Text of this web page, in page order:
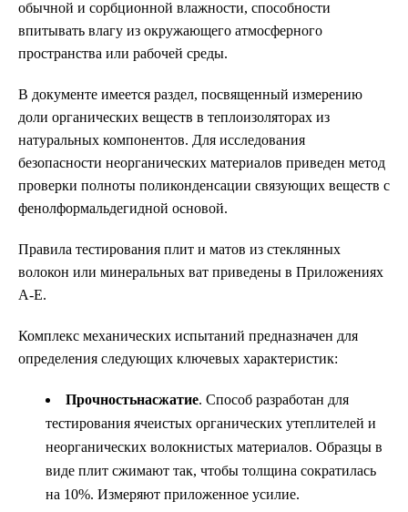
обычной и сорбционной влажности, способности
впитывать влагу из окружающего атмосферного
пространства или рабочей среды.
В документе имеется раздел, посвященный измерению
доли органических веществ в теплоизоляторах из
натуральных компонентов. Для исследования
безопасности неорганических материалов приведен метод
проверки полноты поликонденсации связующих веществ с
фенолформальдегидной основой.
Правила тестирования плит и матов из стеклянных
волокон или минеральных ват приведены в Приложениях
А-Е.
Комплекс механических испытаний предназначен для
определения следующих ключевых характеристик:
Прочностьнасжатие. Способ разработан для
тестирования ячеистых органических утеплителей и
неорганических волокнистых материалов. Образцы в
виде плит сжимают так, чтобы толщина сократилась
на 10%. Измеряют приложенное усилие.